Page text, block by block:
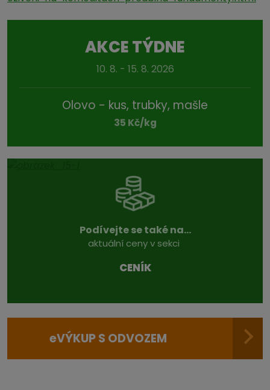
AKCE TÝDNE
10. 8. - 15. 8. 2026
Olovo - kus, trubky, mašle
35 Kč/kg
Podívejte se také na...
aktuální ceny v sekci
CENÍK
eVÝKUP S ODVOZEM